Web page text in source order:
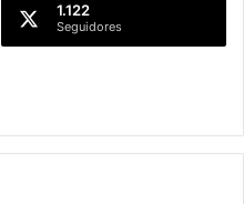
1.122
Seguidores